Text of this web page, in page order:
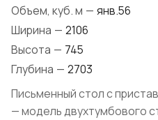
Объем, куб. м — янв.56
Ширина — 2106
Высота — 745
Глубина — 2703
Письменный стол с
— модель двухтумбового